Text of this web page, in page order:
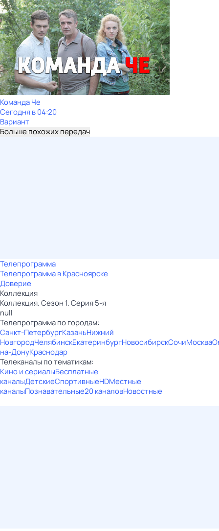
Команда Че
Сегодня в 04:20
Вариант
Больше похожих передач
Телепрограмма
Телепрограмма в Красноярске
Доверие
Коллекция
Коллекция. Сезон 1. Серия 5-я
null
Телепрограмма по городам:
Санкт-ПетербургКазаньНижний
НовгородЧелябинскЕкатеринбургНовосибирскСочиМосква
на-ДонуКраснодар
Телеканалы по тематикам:
Кино и сериалыБесплатные
каналыДетскиеСпортивныеHDМестные
каналыПознавательные20 каналовНовостные